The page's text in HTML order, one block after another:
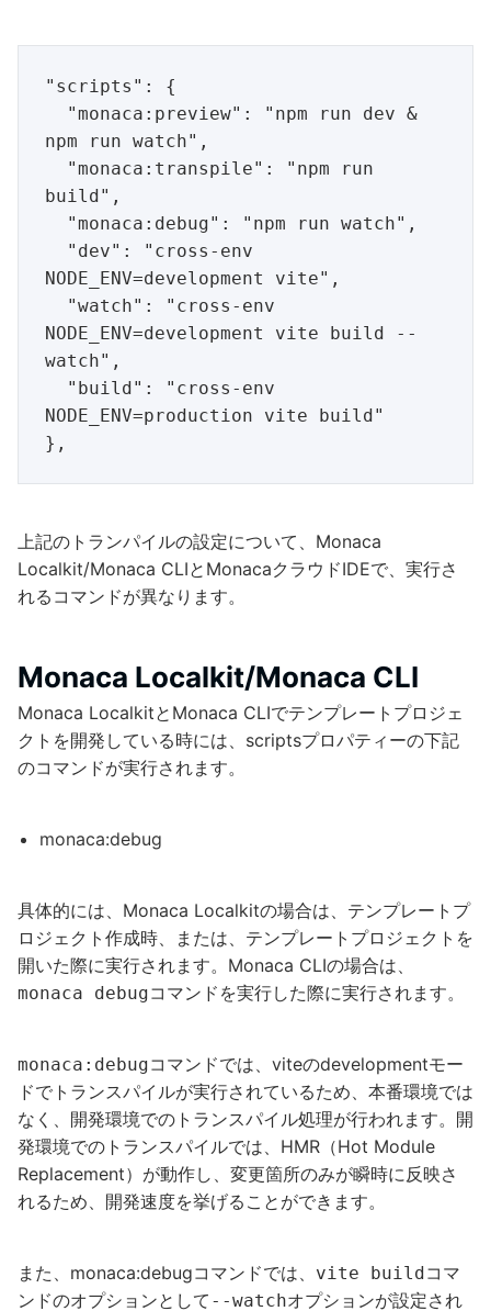
"scripts": {
npm run watch",
build",
NODE_ENV=development vite",
NODE_ENV=development vite build --
watch",
NODE_ENV=production vite build"
上記のトランパイルの設定について、Monaca
Localkit/Monaca CLIとMonacaクラウドIDEで、実行さ
れるコマンドが異なります。
Monaca Localkit/Monaca CLI
Monaca LocalkitとMonaca CLIでテンプレートプロジェ
クトを開発している時には、scriptsプロパティーの下記
のコマンドが実行されます。
monaca:debug
具体的には、Monaca Localkitの場合は、テンプレートプ
ロジェクト作成時、または、テンプレートプロジェクトを
開いた際に実行されます。Monaca CLIの場合は、
monaca debugコマンドを実行した際に実行されます。
monaca:debugコマンドでは、viteのdevelopmentモー
ドでトランスパイルが実行されているため、本番環境では
なく、開発環境でのトランスパイル処理が行われます。開
発環境でのトランスパイルでは、HMR（Hot Module
Replacement）が動作し、変更箇所のみが瞬時に反映さ
れるため、開発速度を挙げることができます。
また、monaca:debugコマンドでは、 vite build コマ
ンドのオプションとして --watchオプションが設定され